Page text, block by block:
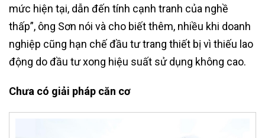
mức hiện tại, dẫn đến tính cạnh tranh của nghề
thấp”, ông Sơn nói và cho biết thêm, nhiều khi doanh
nghiệp cũng hạn chế đầu tư trang thiết bị vì thiếu lao
động do đầu tư xong hiệu suất sử dụng không cao.
Chưa có giải pháp căn cơ